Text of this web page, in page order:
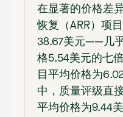
在显著的价格差
恢复（ARR）项
38.67美元——几
格5.54美元的七
目平均价格为
中，质量评级直
平均价格为9.44